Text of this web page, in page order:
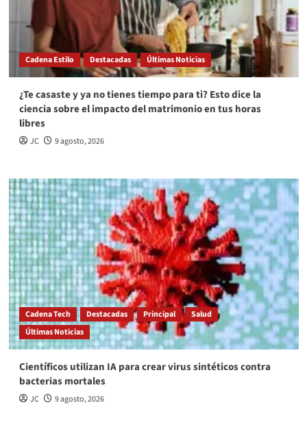
Cadena Estilo Destacadas Últimas Noticias
¿Te casaste y ya no tienes tiempo para ti? Esto dice la
ciencia sobre el impacto del matrimonio en tus horas
libres
JC 9 agosto, 2026
Cadena Tech Destacadas Principal
Salud
Últimas Noticias
Científicos utilizan IA para crear virus sintéticos contra
bacterias mortales
JC 9 agosto, 2026